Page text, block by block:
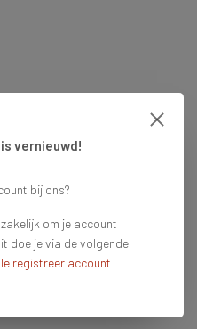
= vandaag verzonden
vernieuwd!
bij ons?
om je account
doe je via de volgende
registreer account